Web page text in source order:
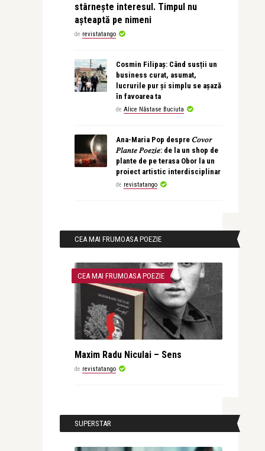
stârnește interesul. Timpul nu
așteaptă pe nimeni
de revistatango
Cosmin Filipaș: Când susții un
business curat, asumat,
lucrurile pur și simplu se așază
în favoarea ta
de Alice Năstase Buciuta
Ana-Maria Pop despre 𝐶𝑜𝑣𝑜𝑟
𝑃𝑙𝑎𝑛𝑡𝑒 𝑃𝑜𝑒𝑧𝑖𝑒: de la un shop de
plante de pe terasa Obor la un
proiect artistic interdisciplinar
de revistatango
CEA MAI FRUMOASA POEZIE
CEA MAI FRUMOASA POEZIE
Maxim Radu Niculai – Sens
de revistatango
SUPERSTAR